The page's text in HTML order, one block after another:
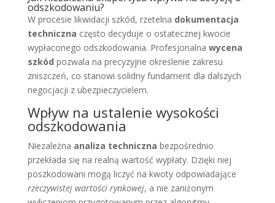
odszkodowaniu?
W procesie likwidacji szkód, rzetelna dokumentacja
techniczna często decyduje o ostatecznej kwocie
wypłaconego odszkodowania. Profesjonalna wycena
szkód pozwala na precyzyjne określenie zakresu
zniszczeń, co stanowi solidny fundament dla dalszych
negocjacji z ubezpieczycielem.
Wpływ na ustalenie wysokości
odszkodowania
Niezależna analiza techniczna bezpośrednio
przekłada się na realną wartość wypłaty. Dzięki niej
poszkodowani mogą liczyć na kwoty odpowiadające
rzeczywistej wartości rynkowej, a nie zaniżonym